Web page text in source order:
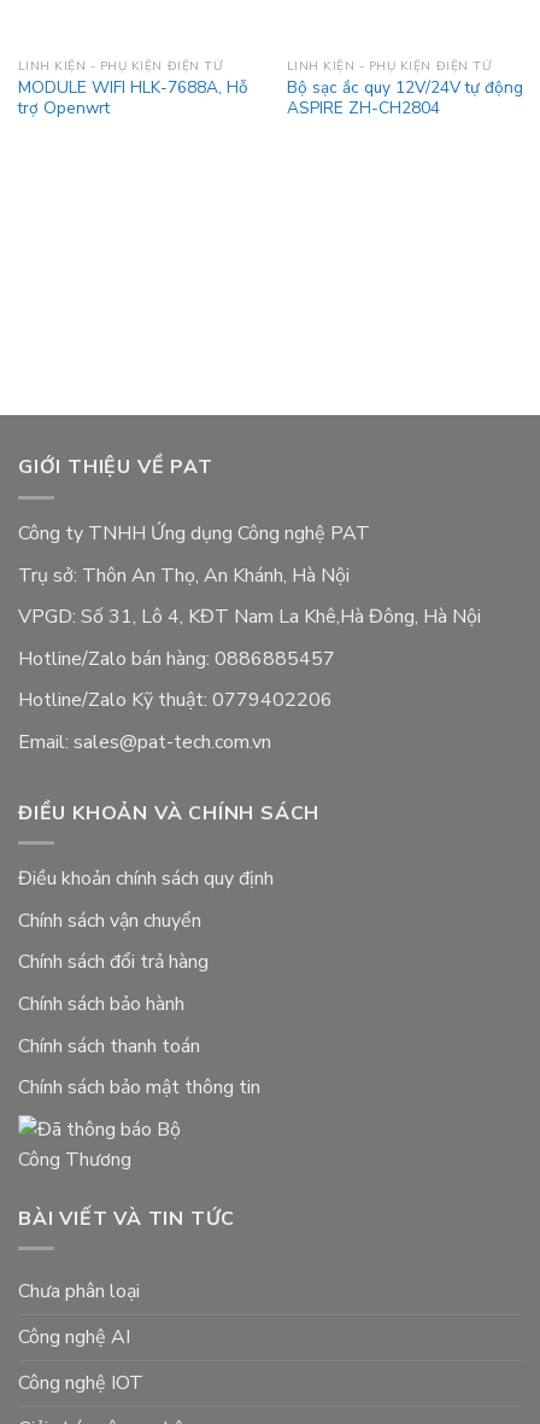
LINH KIỆN - PHỤ KIỆN ĐIỆN TỬ
MODULE WIFI HLK-7688A, Hỗ
trợ Openwrt
LINH KIỆN - PHỤ KIỆN ĐIỆN TỬ
Bộ sạc ắc quy 12V/24V tự động
ASPIRE ZH-CH2804
GIỚI THIỆU VỀ PAT
Công ty TNHH Ứng dụng Công nghệ PAT
Trụ sở: Thôn An Thọ, An Khánh, Hà Nội
VPGD: Số 31, Lô 4, KĐT Nam La Khê,Hà Đông, Hà Nội
Hotline/Zalo bán hàng: 0886885457
Hotline/Zalo Kỹ thuật: 0779402206
Email: sales@pat-tech.com.vn
ĐIỀU KHOẢN VÀ CHÍNH SÁCH
Điều khoản chính sách quy định
Chính sách vận chuyển
Chính sách đổi trả hàng
Chính sách bảo hành
Chính sách thanh toán
Chính sách bảo mật thông tin
BÀI VIẾT VÀ TIN TỨC
Chưa phân loại
Công nghệ AI
Công nghệ IOT